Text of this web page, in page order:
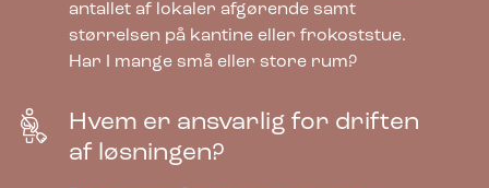
Bica Model 973 Affaldssortering 3×65
antallet af lokaler afgørende samt
størrelsen på kantine eller frokoststue.
Har I mange små eller store rum?
Hvem er ansvarlig for driften
af løsningen?